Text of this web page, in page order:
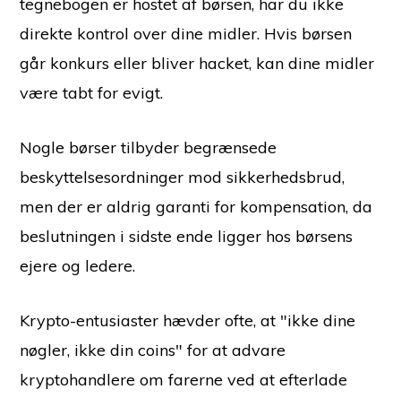
tegnebogen er hostet af børsen, har du ikke
direkte kontrol over dine midler. Hvis børsen
går konkurs eller bliver hacket, kan dine midler
være tabt for evigt.
Nogle børser tilbyder begrænsede
beskyttelsesordninger mod sikkerhedsbrud,
men der er aldrig garanti for kompensation, da
beslutningen i sidste ende ligger hos børsens
ejere og ledere.
Krypto-entusiaster hævder ofte, at "ikke dine
nøgler, ikke din coins" for at advare
kryptohandlere om farerne ved at efterlade